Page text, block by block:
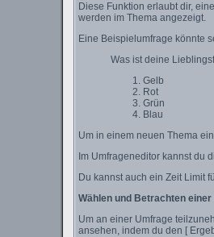
Diese Funktion erlaubt dir,
werden im Thema angezeigt.
Eine Beispielumfrage könnte
Was ist deine
Gelb
Rot
Grün
Blau
Um in einem neuen Thema
Im Umfrageneditor kannst du
Du kannst auch ein Zeit Limit
Wählen und Betrachten
Um an einer Umfrage
ansehen, indem du den [